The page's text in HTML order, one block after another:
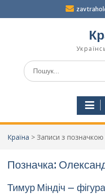
Шукати:
Країна > Записи з позначкою
Позначка:
Тимур Міндіч –